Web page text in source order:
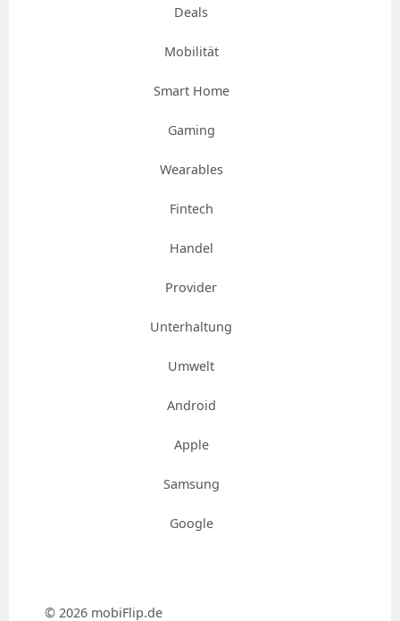
Deals
Mobilität
Smart Home
Gaming
Wearables
Fintech
Handel
Provider
Unterhaltung
Umwelt
Android
Apple
Samsung
Google
© 2026 mobiFlip.de